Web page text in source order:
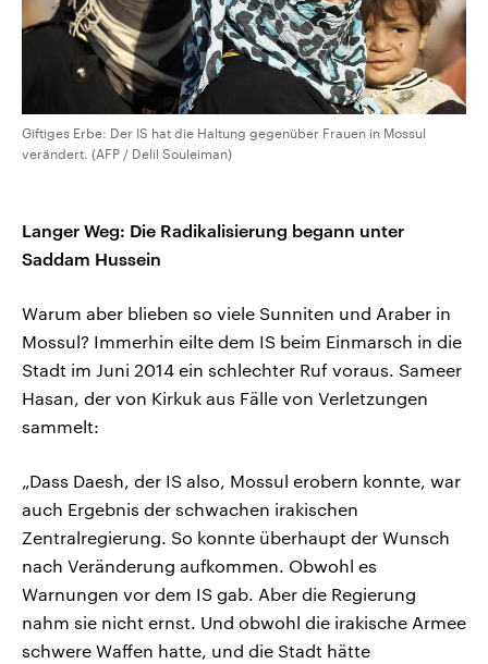
Giftiges Erbe: Der IS hat die Haltung gegenüber Frauen in Mossul
verändert. (AFP / Delil Souleiman)
Langer Weg: Die Radikalisierung begann unter
Saddam Hussein
Warum aber blieben so viele Sunniten und Araber in
Mossul? Immerhin eilte dem IS beim Einmarsch in die
Stadt im Juni 2014 ein schlechter Ruf voraus. Sameer
Hasan, der von Kirkuk aus Fälle von Verletzungen
sammelt:
„Dass Daesh, der IS also, Mossul erobern konnte, war
auch Ergebnis der schwachen irakischen
Zentralregierung. So konnte überhaupt der Wunsch
nach Veränderung aufkommen. Obwohl es
Warnungen vor dem IS gab. Aber die Regierung
nahm sie nicht ernst. Und obwohl die irakische Armee
schwere Waffen hatte, und die Stadt hätte